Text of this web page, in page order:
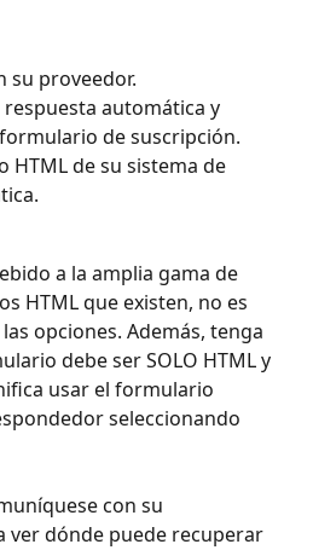
su proveedor.
automática y
de suscripción.
HTML de su sistema de
a la amplia gama de
HTML que existen, no es
opciones. Además, tenga
debe ser SOLO HTML y
usar el formulario
seleccionando
con su
dónde puede recuperar